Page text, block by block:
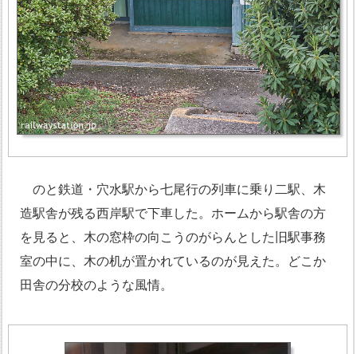
のと鉄道・穴水駅から七尾行の列車に乗り二駅、木
造駅舎が残る西岸駅で下車した。ホームから駅舎の方
を見ると、木の窓枠の向こうのがらんとした旧駅事務
室の中に、木の机が置かれているのが見えた。どこか
田舎の分校のような風情。